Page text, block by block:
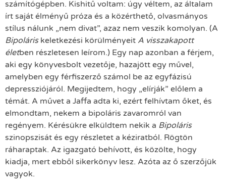
számítógépben. Kishitű voltam: úgy véltem, az általam
írt saját élményű próza és a közérthető, olvasmányos
stílus nálunk „nem divat”, azaz nem veszik komolyan. (A
Bipoláris keletkezési körülményeit A visszakapott
életben részletesen leírom.) Egy nap azonban a férjem,
aki egy könyvesbolt vezetője, hazajött egy művel,
amelyben egy férfiszerző számol be az egyfázisú
depressziójáról. Megijedtem, hogy „elírják” előlem a
témát. A művet a Jaffa adta ki, ezért felhívtam őket, és
elmondtam, nekem a bipoláris zavaromról van
regényem. Kérésükre elküldtem nekik a Bipoláris
szinopszisát és egy részletet a kéziratból. Rögtön
ráharaptak. Az igazgató behívott, és közölte, hogy
kiadja, mert ebből sikerkönyv lesz. Azóta az ő szerzőjük
vagyok.